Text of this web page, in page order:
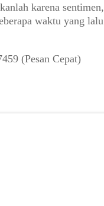
karena
waktu yang
(Pesan Cepat)